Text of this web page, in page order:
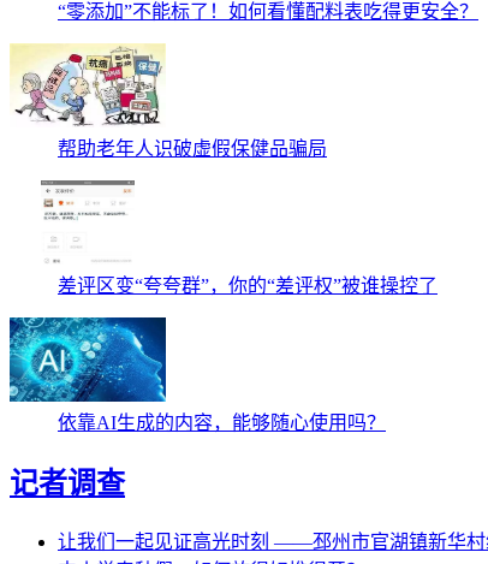
“零添加”不能标了！如何看懂配料表吃得更安全？
帮助老年人识破虚假保健品骗局
差评区变“夸夸群”，你的“差评权”被谁操控了
依靠AI生成的内容，能够随心使用吗？
记者调查
让我们一起见证高光时刻 ——邳州市官湖镇新华村